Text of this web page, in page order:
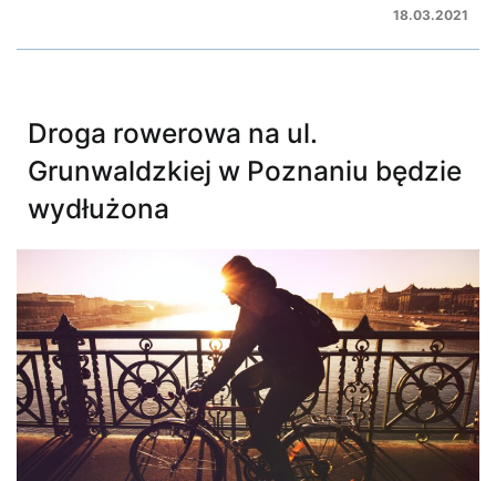
18.03.2021
Droga rowerowa na ul.
Grunwaldzkiej w Poznaniu będzie
wydłużona